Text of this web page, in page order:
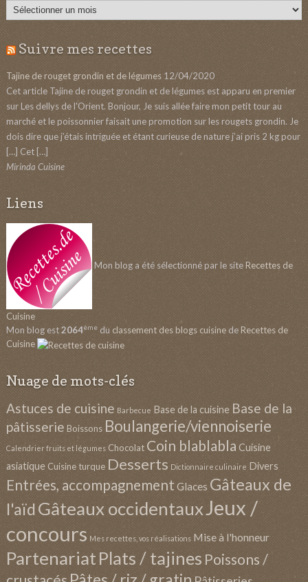
Archives
Suivre mes recettes
Tajine de rouget grondin et de légumes 12/04/2020
Cet article Tajine de rouget grondin et de légumes est apparu en premier
sur Les dellys de l'Orient. Bonjour, Je suis allée faire mon petit tour au
marché et le poissonnier faisait une promotion sur les rougets grondin. Je
dois dire que j’étais intriguée et étant curieuse de nature j’ai pris 2 kg pour
[…] Cet […]
Mirinda Cuisine
Liens
Mon blog a été sélectionné par le site Recettes de
Cuisine
Mon blog est2064èmedu classement des blogs cuisinedeRecettes de
Cuisine
Nuage de mots-clés
Astuces de cuisine Barbecue Base de la cuisine Base de la
pâtisserie Boissons Boulangerie/viennoiserie
Calendrier fruits et légumes Chocolat Coin blablabla Cuisine
asiatique Cuisine turque Desserts Dictionnaire culinaire Divers
Entrées, accompagnement Glaces Gâteaux de
l'aïdGâteaux occidentauxJeux /
concours Mes recettes, vos réalisations Mise à l'honneur
Partenariat Plats / tajines Poissons /